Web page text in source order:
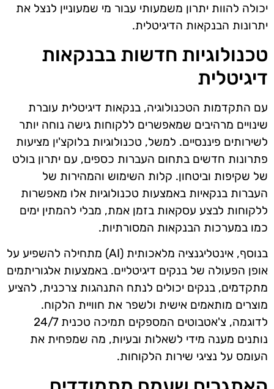
יכולה להוות יתרון משמעותי עבור מי שמעוניין לנצל את
יתרונות הבנקאות הדיגיטלית.
טכנולוגיות חדשות בבנקאות
דיגיטלית
עם התקדמות הטכנולוגיה, בנקאות דיגיטלית עוברת
שינויים מרהיבים שמאפשרים ללקוחות גישה נוחה יותר
לשירותים פיננסיים. למשל, טכנולוגיות בלוקצ'ין מציעות
פתרונות חדשים בתחום העברות כספים, עם יתרון בולט
של שקיפות וביטחון. קלות השימוש והמהירות של
העברות בנקאיות באמצעות טכנולוגיות אלו מאפשרות
ללקוחות לבצע עסקאות בזמן אמת, מבלי להמתין ימים
כמו במערכות הבנקאות המסורתיות.
בנוסף, אינטליגנציה מלאכותית (AI) מתחילה להשפיע על
אופן הפעולה של בנקים דיגיטליים. באמצעות אלגוריתמים
מתקדמים, בנקים יכולים לנתח התנהגות צרכנית, להציע
מוצרים מותאמים אישית ולשפר את חוויית הלקוח.
לדוגמה, צ'אטבוטים המספקים תמיכה טכנית 24/7
נותנים מענה מידי לשאלות ובעיות, מה שמפחית את
העומס על נציגי שירות הלקוחות.